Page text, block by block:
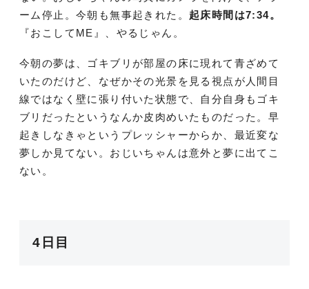
ーム停止。今朝も無事起きれた。 起床時間は7:34。
『おこしてME』、やるじゃん。
今朝の夢は、ゴキブリが部屋の床に現れて青ざめて
いたのだけど、なぜかその光景を見る視点が人間目
線ではなく壁に張り付いた状態で、自分自身もゴキ
ブリだったというなんか皮肉めいたものだった。早
起きしなきゃというプレッシャーからか、最近変な
夢しか見てない。おじいちゃんは意外と夢に出てこ
ない。
4日目